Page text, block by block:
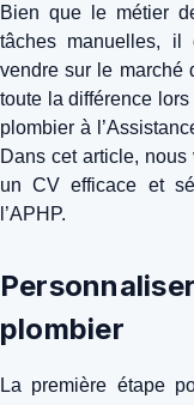
Bien que le métier
tâches manuelles, il
vendre sur le marché
toute la différence
plombier à
Dans cet article,
un CV efficace et
l’APHP.
plombier
La première étape